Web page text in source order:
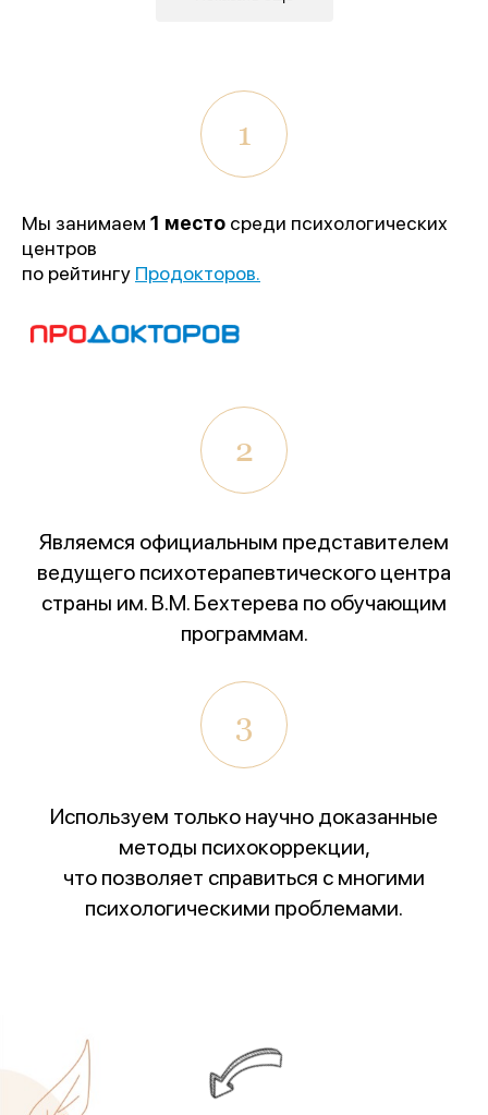
1
Мы занимаем 1 место среди психологических
центров
по рейтингу Продокторов.
2
Являемся официальным представителем
ведущего психотерапевтического центра
страны им. В.М. Бехтерева по обучающим
программам.
3
Используем только научно доказанные
методы психокоррекции,
что позволяет справиться с многими
психологическими проблемами.